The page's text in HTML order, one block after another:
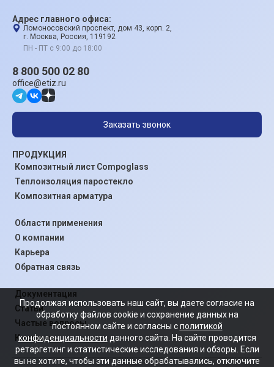
Адрес главного офиса:
Ломоносовский проспект, дом 43, корп. 2,
г. Москва, Россия, 119192
ПН - ПТ с 9:00 до 18:00
ПРОДУКЦИЯ
Композитный лист Compoglass
Теплоизоляция паростекло
Композитная арматура
Области применения
О компании
Карьера
Обратная связь
Документация
Статьи
Частые вопросы
Контакты
8 800 500 02 80
office@etiz.ru
Заказать звонок
Продолжая использовать наш сайт, вы даете согласие на
обработку файлов cookie и сохранение данных на
постоянном сайте и согласны сполитикой
конфиденциальности данного сайта. На сайте проводится
ретаргетинг и статистические исследования и обзоры. Если
вы не хотите, чтобы эти данные обрабатывались, отключите